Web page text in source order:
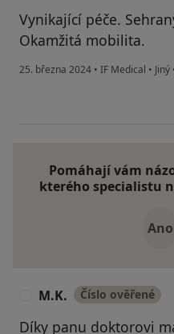
Vynikající péče.
Okamžitá mobilita.
25. března 2024 • IF Medical • Jiný
Pomáhají vám
kterého specialistu
Ano
M.K. Číslo ověřené
Díky panu doktorovi